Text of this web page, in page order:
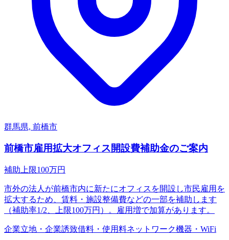
群馬県, 前橋市
前橋市雇用拡大オフィス開設費補助金のご案内
補助上限100万円
市外の法人が前橋市内に新たにオフィスを開設し市民雇用を
拡大するため、賃料・施設整備費などの一部を補助します
（補助率1/2、上限100万円）。雇用増で加算があります。
企業立地・企業誘致借料・使用料ネットワーク機器・WiFi